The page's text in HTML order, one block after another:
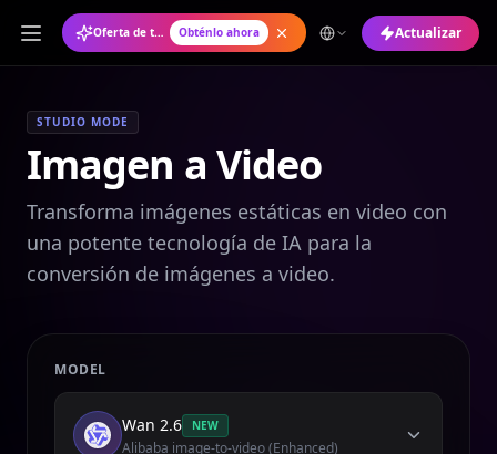
Oferta de temporada: Plan anual con un 50% de descuento Obténlo ahora Actualizar
STUDIO MODE
Imagen a Video
Transforma imágenes estáticas en video con
una potente tecnología de IA para la
conversión de imágenes a video.
MODEL
Wan 2.6 NEW
Alibaba image-to-video (Enhanced)